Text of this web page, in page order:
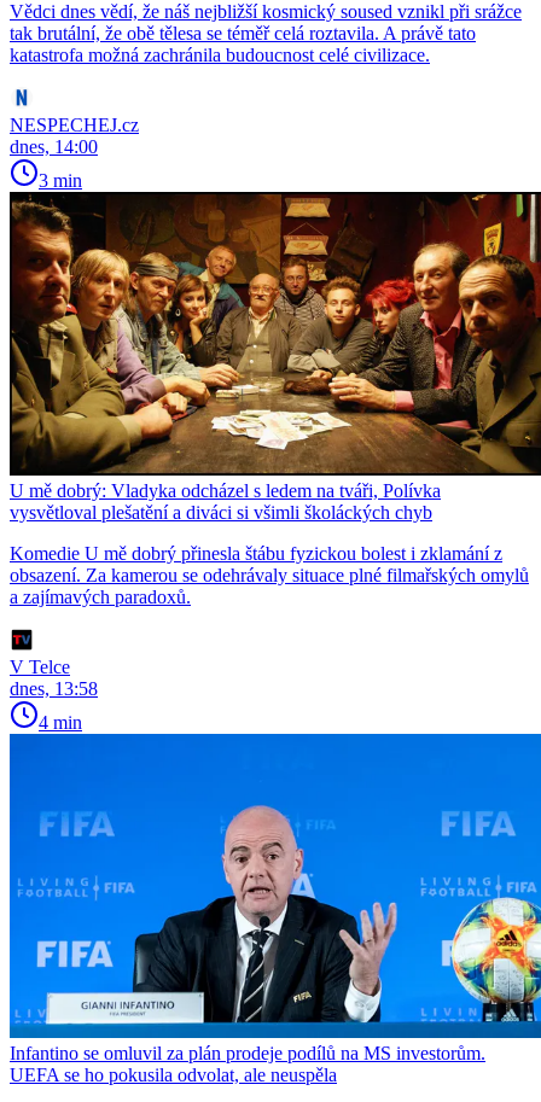
Vědci dnes vědí, že náš nejbližší kosmický soused vznikl při srážce
tak brutální, že obě tělesa se téměř celá roztavila. A právě tato
katastrofa možná zachránila budoucnost celé civilizace.
NESPECHEJ.cz
dnes, 14:00
3 min
U mě dobrý: Vladyka odcházel s ledem na tváři, Polívka
vysvětloval plešatění a diváci si všimli školáckých chyb
Komedie U mě dobrý přinesla štábu fyzickou bolest i zklamání z
obsazení. Za kamerou se odehrávaly situace plné filmařských omylů
a zajímavých paradoxů.
V Telce
dnes, 13:58
4 min
Infantino se omluvil za plán prodeje podílů na MS investorům.
UEFA se ho pokusila odvolat, ale neuspěla